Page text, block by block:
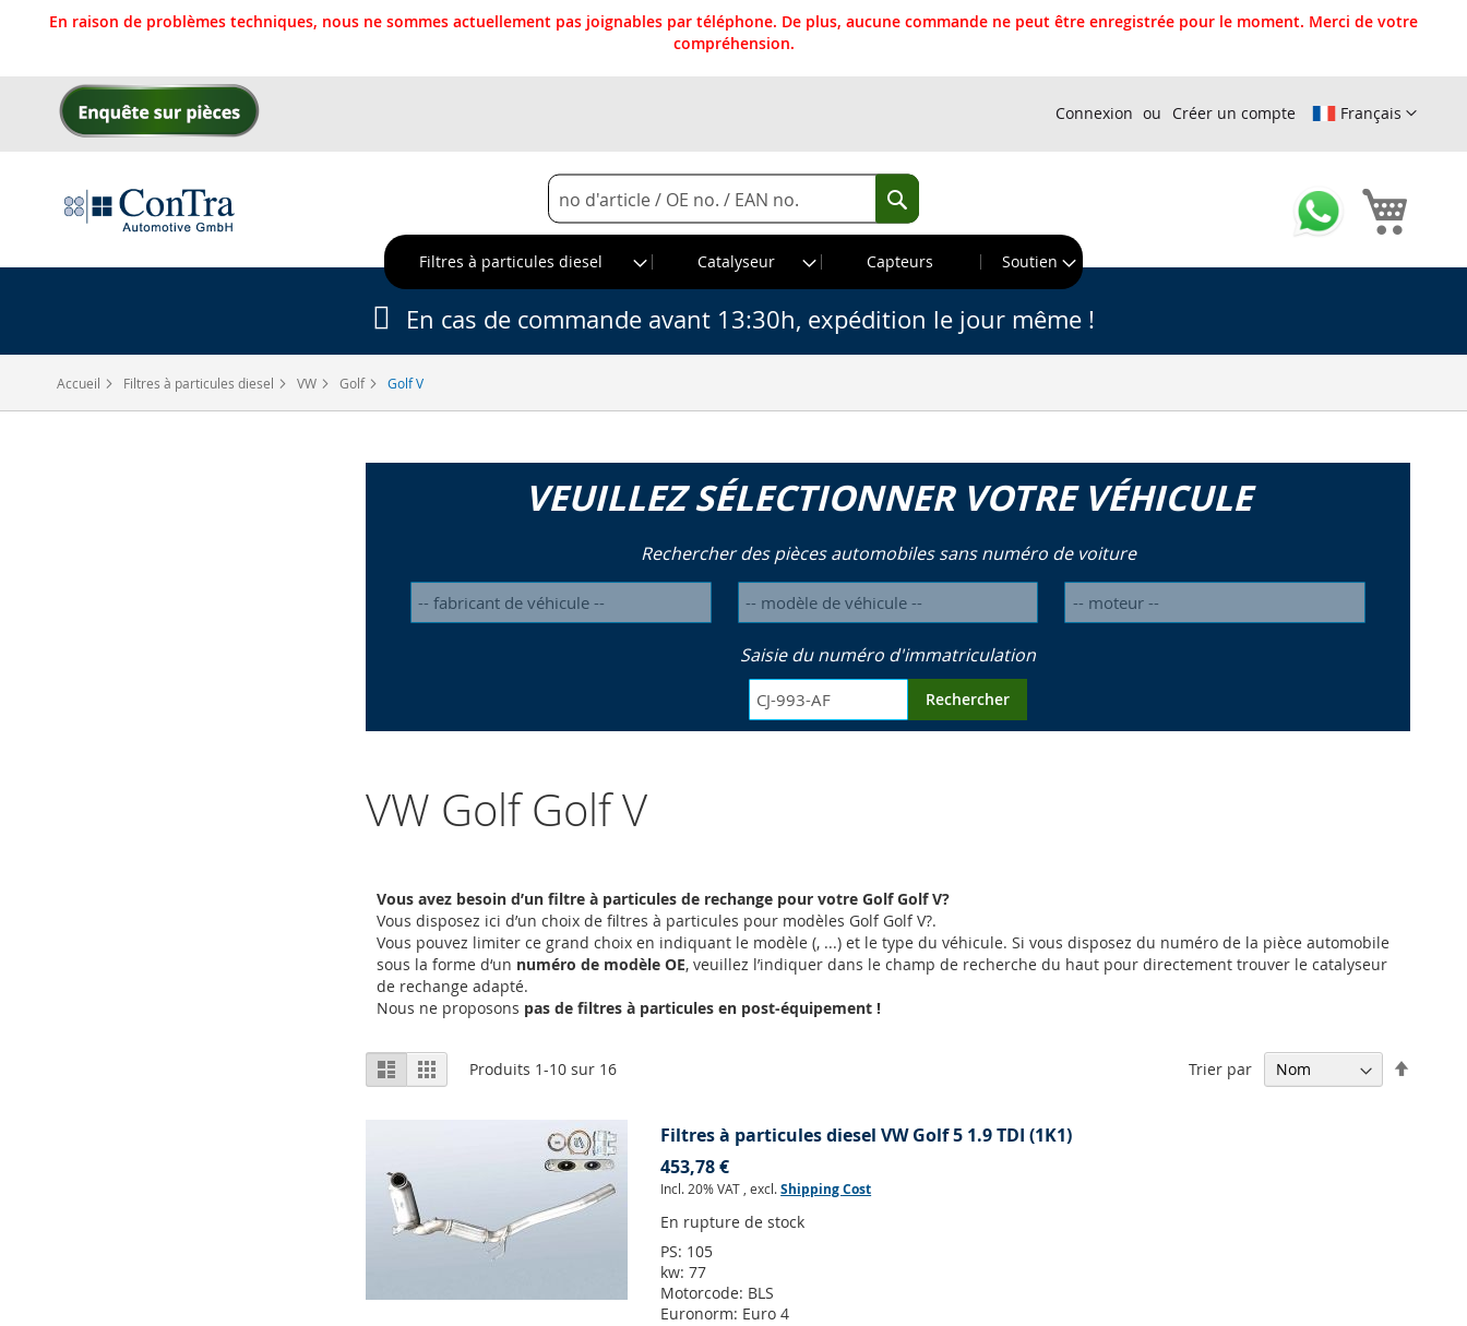
En raison de problèmes techniques, nous ne sommes actuellement pas joignables par téléphone. De plus, aucune commande ne peut être enregistrée pour le moment. Merci de votre
compréhension.
Allez
Français
Connexion Créer un compte
Rechercher
Rechercher
Filtres à particules diesel
Catalyseur Capteurs Soutien
Accueil Filtres à particules diesel VW Golf Golf V
En cas de commande avant 13:30h, expédition le jour même !
VEUILLEZ SÉLECTIONNER VOTRE VÉHICULE
Rechercher des pièces automobiles sans numéro de voiture
Saisie du numéro d'immatriculation
Rechercher
VW Golf Golf V
Vous avez besoin d’un filtre à particules de rechange pour votre Golf Golf V?
Vous disposez ici d’un choix de filtres à particules pour modèles Golf Golf V?.
Vous pouvez limiter ce grand choix en indiquant le modèle (, ...) et le type du véhicule. Si vous disposez du numéro de la pièce automobile
sous la forme d‘un numéro de modèle OE, veuillez l’indiquer dans le champ de recherche du haut pour directement trouver le catalyseur
de rechange adapté.
Nous ne proposons pas de filtres à particules en post-équipement !
Afficher
en
Liste GrilleProduits 1-10 sur 16 Trier par
Filtres à particules diesel VW Golf 5 1.9 TDI (1K1)
453,78 €
Incl. 20% VAT ,excl.Shipping Cost
En rupture de stock
PS: 105
kw:77
Motorcode: BLS
Euronorm: Euro 4